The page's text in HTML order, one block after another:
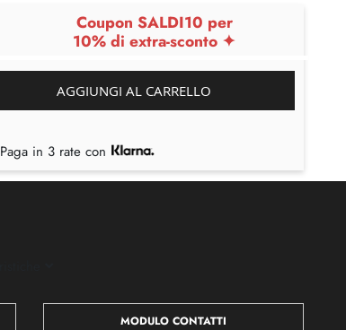
Coupon SALDI10 per
10% di extra-sconto ✦
AGGIUNGI AL CARRELLO
Paga in 3 rate con
MODULO CONTATTI